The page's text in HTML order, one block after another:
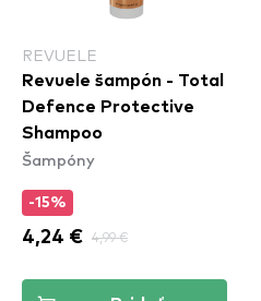
REVUELE
Revuele šampón - Total
Defence Protective
Shampoo
Šampóny
-15%
4,24 € 4,99 €